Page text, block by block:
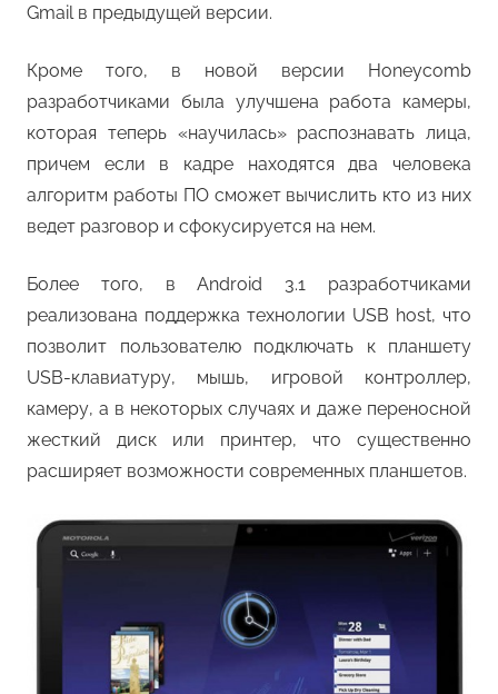
Gmail в предыдущей версии.
Кроме того, в новой версии Honeycomb
разработчиками была улучшена работа камеры,
которая теперь «научилась» распознавать лица,
причем если в кадре находятся два человека
алгоритм работы ПО сможет вычислить кто из них
ведет разговор и сфокусируется на нем.
Более того, в Android 3.1 разработчиками
реализована поддержка технологии USB host, что
позволит пользователю подключать к планшету
USB-клавиатуру, мышь, игровой контроллер,
камеру, а в некоторых случаях и даже переносной
жесткий диск или принтер, что существенно
расширяет возможности современных планшетов.